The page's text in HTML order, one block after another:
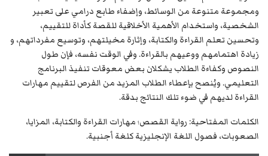
ومجموعة متنوعة من الوسائط، وإضفاء طابع درامي على تعبير
الشخصية، واستخدام الأهمية الأخلاقية للقصة كأداة للتقييم،
وتحسين تعلم القراءة والكتابة، وإثارة مخيلتهم، وتوسيع مفرداتهم، و
زيادة اهتمامهم ووعيهم بالقراءة. وفي الوقت نفسه، فإن طول
النصوص وكفاءة الطلاب يشكلان بعض معوقات تنفيذ البرنامج
التعليمي. ويُنصح بإعطاء الطلاب المزيد من الفرص لتقييم مهارات
القراءة لديهم في ضوء تلك النتائج بدقة.
الكلمات المفتاحية: رواية القصص؛ مهارات القراءة والكتابة، المزايا،
الصعوبات، فصول اللغة الإنجليزية كلغة أجنبية.